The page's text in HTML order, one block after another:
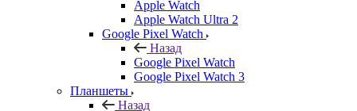
Apple Watch
Apple Watch Ultra 2
Google Pixel Watch
Назад
Google Pixel Watch
Google Pixel Watch 3
Планшеты
Назад